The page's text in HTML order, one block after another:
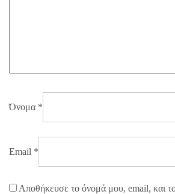
Όνομα *
Email *
Αποθήκευσε το όνομά μου, email, και